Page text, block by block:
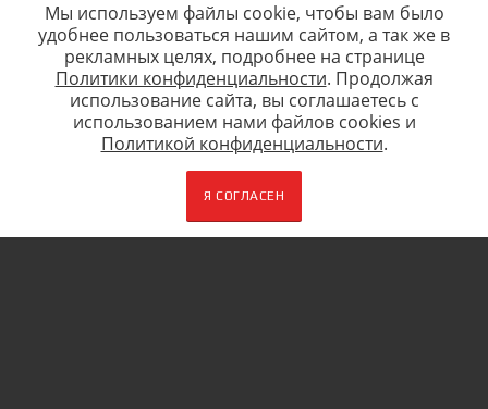
Город
Настоящим подтверждаю, что я
политики конфиденциальности
Мы используем файлы cookie, чтобы вам было
удобнее пользоваться нашим сайтом, а так же в
рекламных целях, подробнее на странице
Политики конфиденциальности. Продолжая
использование сайта, вы соглашаетесь c
использованием нами файлов cookies и
Политикой конфиденциальности.
Я СОГЛАСЕН